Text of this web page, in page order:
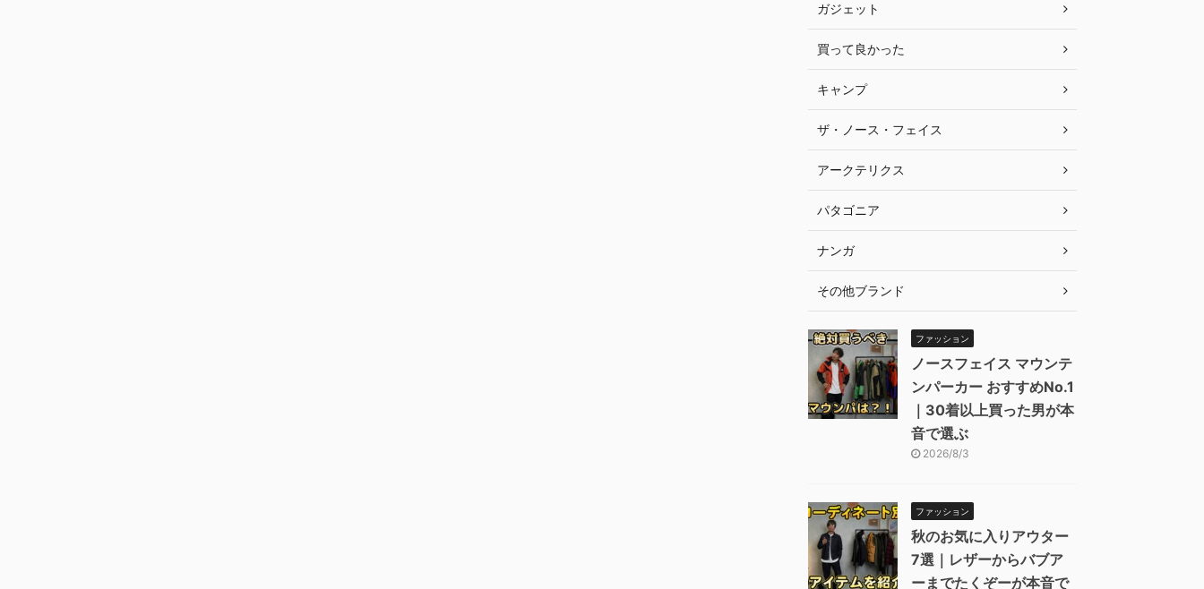
ガジェット
買って良かった
キャンプ
ザ・ノース・フェイス
アークテリクス
パタゴニア
ナンガ
その他ブランド
ファッション
ノースフェイス マウンテ
ンパーカー おすすめNo.1
｜30着以上買った男が本
音で選ぶ
2026/8/3
ファッション
秋のお気に入りアウター
7選｜レザーからバブア
ーまでたくぞーが本音で